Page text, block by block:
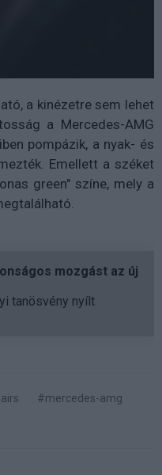
a kinézetre sem lehet
a Mercedes-AMG
pompázik, a nyak- és
Emellett a széket
green" színe, mely a
mozgást az új
tanösvény nyílt
#mercedes-amg